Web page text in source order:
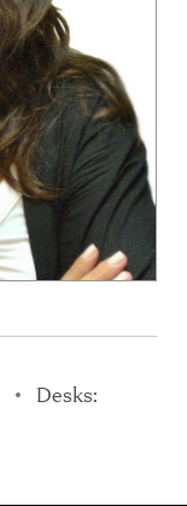
Desks: